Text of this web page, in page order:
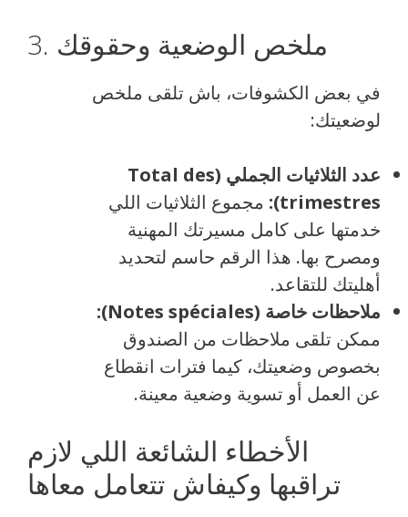
3. ملخص الوضعية وحقوقك
في بعض الكشوفات، باش تلقى ملخص
لوضعيتك:
عدد الثلاثيات الجملي (Total des
trimestres):
مجموع الثلاثيات اللي
خدمتها على كامل مسيرتك المهنية
ومصرح بها. هذا الرقم حاسم لتحديد
أهليتك للتقاعد.
ملاحظات خاصة (Notes spéciales):
ممكن تلقى ملاحظات من الصندوق
بخصوص وضعيتك، كيما فترات انقطاع
عن العمل أو تسوية وضعية معينة.
الأخطاء الشائعة اللي لازم
تراقبها وكيفاش تتعامل معاها